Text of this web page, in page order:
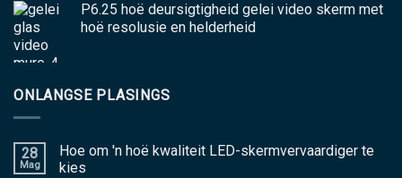
P6.25 hoë deursigtigheid gelei video skerm met
hoë resolusie en helderheid
ONLANGSE PLASINGS
28
Mag
Hoe om 'n hoë kwaliteit LED-skermvervaardiger te
kies